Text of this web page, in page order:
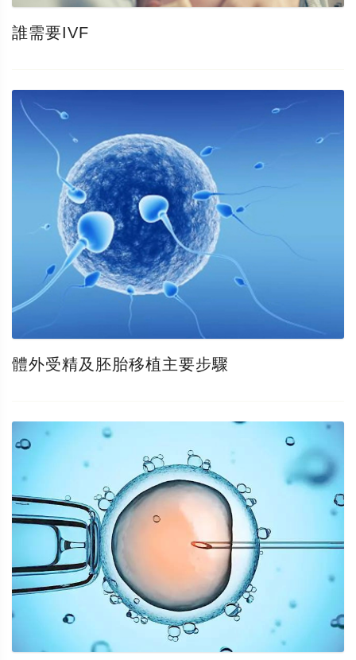
誰需要IVF
體外受精及胚胎移植主要步驟